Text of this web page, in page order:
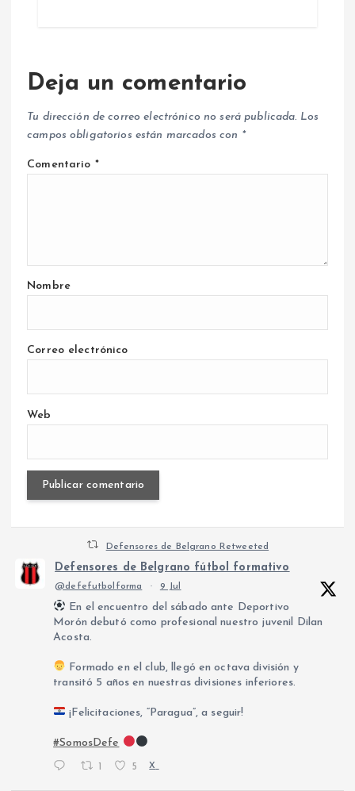
Deja un comentario
Tu dirección de correo electrónico no será publicada. Los
campos obligatorios están marcados con *
Comentario *
Nombre
Correo electrónico
Web
Defensores de Belgrano Retweeted
Defensores de Belgrano fútbol formativo
@defefutbolforma · 9 Jul
En el encuentro del sábado ante Deportivo
Morón debutó como profesional nuestro juvenil Dilan
Acosta.
Formado en el club, llegó en octava división y
transitó 5 años en nuestras divisiones inferiores.
¡Felicitaciones, “Paragua”, a seguir!
#SomosDefe
1 5 X